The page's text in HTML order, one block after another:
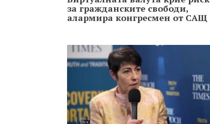
за гражданските свободи,
алармира конгресмен от САЩ